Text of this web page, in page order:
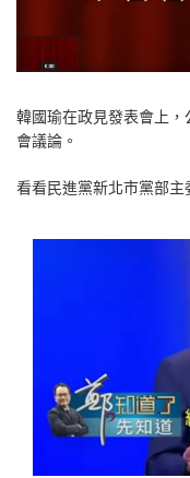
韓國瑜在政見發表會上
會議論。
看看民進黨新北市黨部主